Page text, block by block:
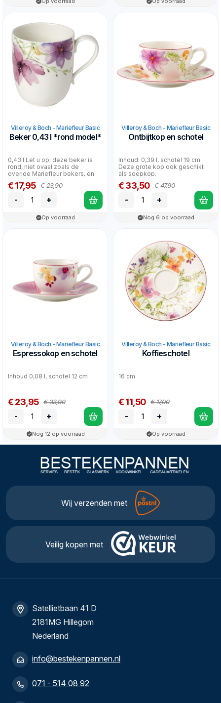
Villeroy & Boch - Mariefleur Basic
Beker 0,43 l *rond model*
0,43 l Let u op: deze beker is
rond, niet ovaal zoals de
overige Mariefleur bekers, en
€ 17,95 € 23,90
- +
Op voorraad
Villeroy & Boch - Mariefleur Basic
Ontbijtkop en schotel
Inhoud: 0,39 l, schotel 19 cm.
Deze grote kop ook geschikt
als soepkop.
€ 33,50 € 47,90
- +
Nog 6 op voorraad
Villeroy & Boch - Mariefleur Basic
Espressokop en schotel
Inhoud 0,08 l, schotel 12 cm
€ 23,95 € 33,90
- +
Nog 12 op voorraad
Villeroy & Boch - Mariefleur Basic
Koffieschotel
16 cm
€ 11,50 € 17,00
- +
Op voorraad
Wij verzenden met
Veilig kopen met
Satellietbaan 41 D
2181MG Hillegom
Nederland
info@bestekenpannen.nl
071 - 514 08 92